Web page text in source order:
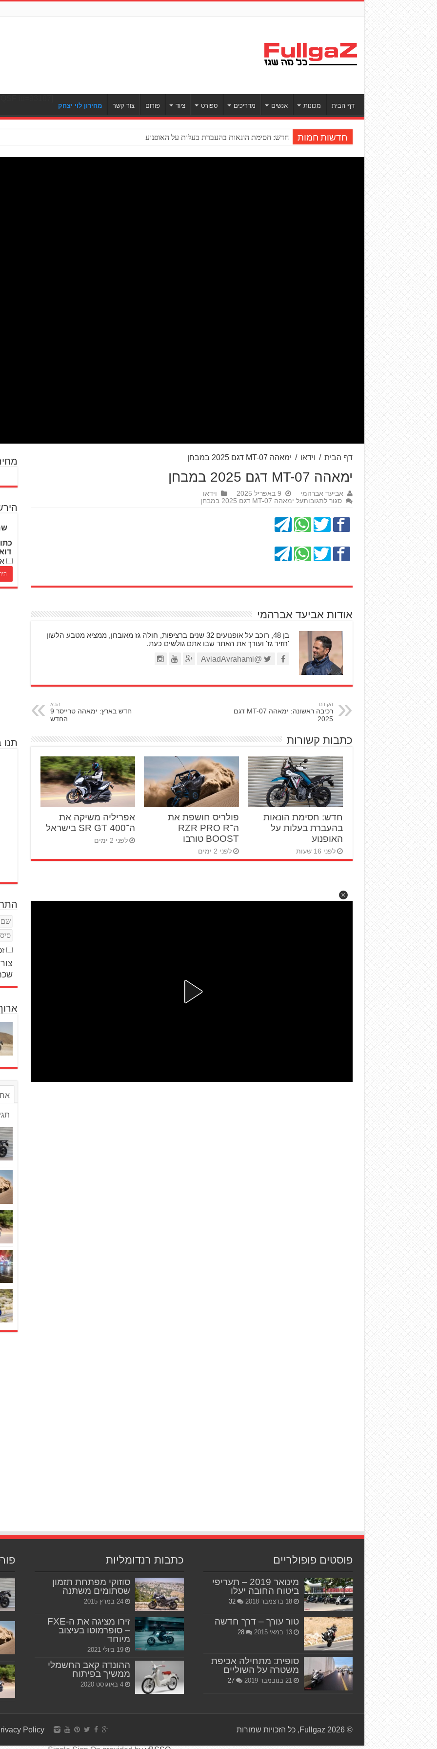
דף הבית מכונות אנשים מדריכים ספורט ציוד פורום צור קשר מחירון לוי יצחק
חדשות חמות חדש: חסימת הונאות בהעברת בעלות על האופנוע
דף הבית / וידאו / ימאהה MT-07 דגם 2025 במבחן
ימאהה MT-07 דגם 2025 במבחן
אביעד אברהמי 9 באפריל 2025
וידאו
סגור לתגובותעל ימאהה MT-07 דגם 2025 במבחן
אודות אביעד אברהמי
בן 48, רוכב על אופנועים 32 שנים ברציפות, חולה גז מאובחן, ממציא מטבע הלשון
'חזיר גז' ועורך את האתר שבו אתם גולשים כעת.
@AviadAvrahami
הקודם
רכיבה ראשונה: ימאהה MT-07 דגם
2025
הבא
חדש בארץ: ימאהה טרייסר 9
החדש
כתבות קשורות
חדש: חסימת הונאות
בהעברת בעלות על
האופנוע
לפני 16 שעות
פולריס חושפת את
ה־RZR PRO R
BOOST טורבו
לפני 2 ימים
אפריליה משיקה את
ה־SR GT 400 בישראל
לפני 2 ימים
תנו
פוסטים פופולריים
מינואר 2019 – תעריפי
ביטוח החובה יעלו
18 בדצמבר 2018 32
טור עורך – דרך חדשה
13 במאי 2015 28
סופית: מתחילה אכיפת
משטרה על השוליים
21 בנובמבר 2019 27
כתבות רנדומליות
סוזוקי מפתחת תזמון
שסתומים משתנה
24 במרץ 2015
זירו מציגה את ה-FXE
– סופרמוטו בעיצוב
מיוחד
19 ביולי 2021
ההונדה קאב החשמלי
ממשיך בפיתוח
4 באוגוסט 2020
Policy © Fullgaz 2026, כל הזכויות שמורות